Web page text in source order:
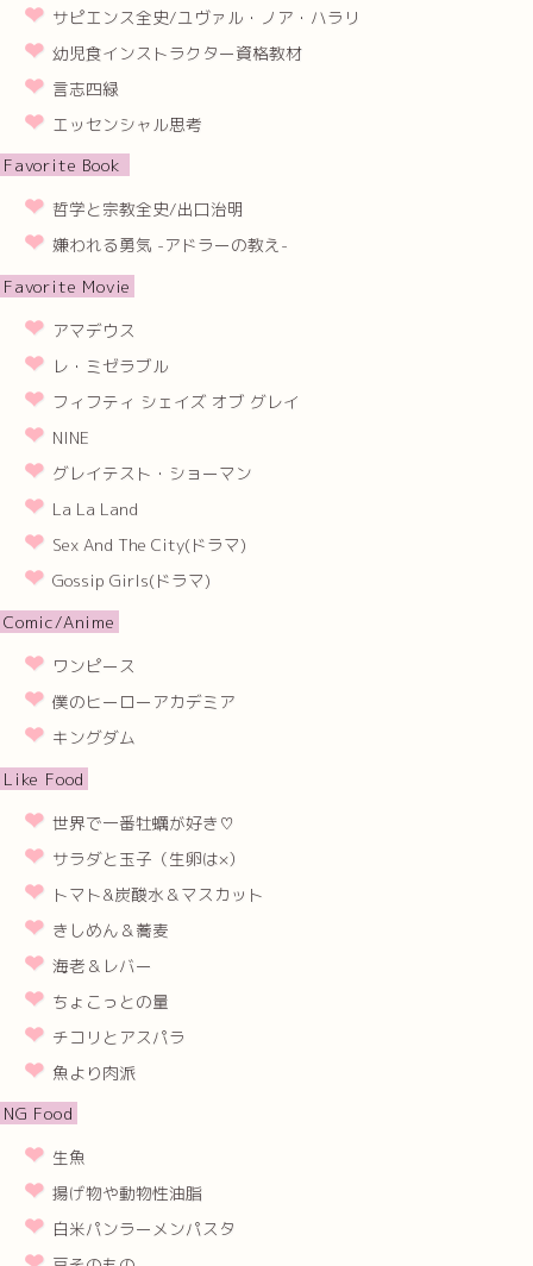
サピエンス全史/ユヴァル・ノア・ハラリ
幼児食インストラクター資格教材
言志四緑
エッセンシャル思考
Favorite Book
哲学と宗教全史/出口治明
嫌われる勇気 -アドラーの教え-
Favorite Movie
アマデウス
レ・ミゼラブル
フィフティ シェイズ オブ グレイ
NINE
グレイテスト・ショーマン
La La Land
Sex And The City(ドラマ)
Gossip Girls(ドラマ)
Comic/Anime
ワンピース
僕のヒーローアカデミア
キングダム
Like Food
世界で一番牡蠣が好き♡
サラダと玉子（生卵は×）
トマト&炭酸水＆マスカット
きしめん＆蕎麦
海老＆レバー
ちょこっとの量
チコリとアスパラ
魚より肉派
NG Food
生魚
揚げ物や動物性油脂
白米パンラーメンパスタ